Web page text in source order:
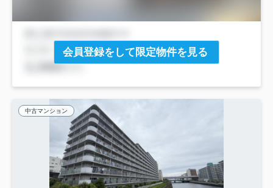
会員登録をして限定物件を見る
中古マンション